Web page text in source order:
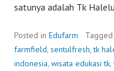
satunya adalah Tk
Posted in Edufarm Tagged
farmfield, sentulfresh,tk
indonesia, wisata edukasi tk,